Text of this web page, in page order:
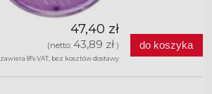
47,40 zł
(netto: 43,89 zł)
zawiera 8% VAT, bez kosztów dostawy
do koszyka